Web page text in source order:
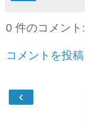
0 件のコメント:
コメントを投稿
‹